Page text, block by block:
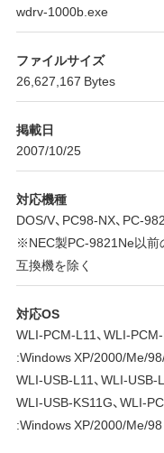
wdrv-1000b.exe
ファイルサイズ
26,627,167 Bytes
掲載日
2007/10/25
対応機種
DOS/V、PC98-NX、PC-
※NEC製PC-9821Ne以前
互換機を除く
対応OS
WLI-PCM-L11、WLI-
:Windows XP/2000/Me/
WLI-USB-L11、WLI-USB-
WLI-USB-KS11G、WLI-
:Windows XP/2000/Me/98